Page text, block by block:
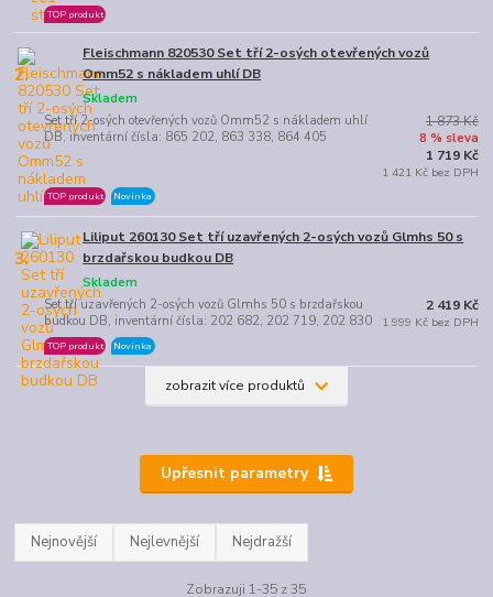
TOP produkt
2.
Fleischmann 820530 Set tří 2-osých otevřených vozů
Omm52 s nákladem uhlí DB
Set tří 2-osých otevřených vozů Omm52 s nákladem uhlí
DB, inventární čísla: 865 202, 863 338, 864 405
Skladem
TOP produkt Novinka
1 873 Kč
8 % sleva
1 719 Kč
1 421 Kč bez DPH
3.
Liliput 260130 Set tří uzavřených 2-osých vozů Glmhs 50 s
brzdařskou budkou DB
Set tří uzavřených 2-osých vozů Glmhs 50 s brzdařskou
budkou DB, inventární čísla: 202 682, 202 719, 202 830
Skladem
TOP produkt Novinka
2 419 Kč
1 999 Kč bez DPH
zobrazit více produktů
Upřesnit parametry
Nejnovější Nejlevnější Nejdražší
Zobrazuji 1-35 z 35